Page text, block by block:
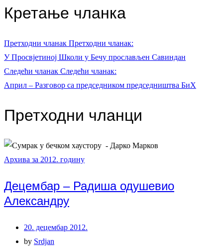
Кретање чланка
Претходни чланак Претходни чланак:
У Просвјетиној Школи у Бечу прослављен Савиндан
Следећи чланак Следећи чланак:
Април – Разговор са председником председништва БиХ
Претходни чланци
Архива за 2012. годину
Децембар – Радиша одушевио
Александру
20. децембар 2012.
by Srdjan